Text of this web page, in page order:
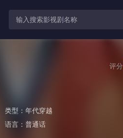
类型： 年代穿越
语言： 普通话
评分